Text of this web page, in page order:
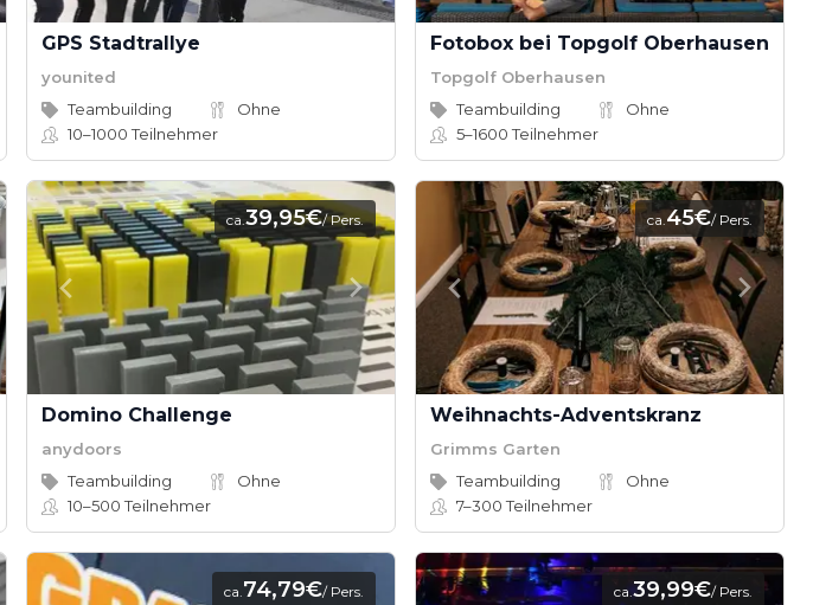
GPS Stadtrallye
younited
Teambuilding
Ohne
10–1000Teilnehmer
Fotobox bei Topgolf Oberhausen
Topgolf Oberhausen
Teambuilding
Ohne
5–1600Teilnehmer
ca.39,95€/ Pers.
Domino Challenge
anydoors
Teambuilding
Ohne
10–500Teilnehmer
ca.45€/ Pers.
Weihnachts-Adventskranz
Grimms Garten
Teambuilding
Ohne
7–300Teilnehmer
ca.74,79€/ Pers. ca.39,99€/ Pers.